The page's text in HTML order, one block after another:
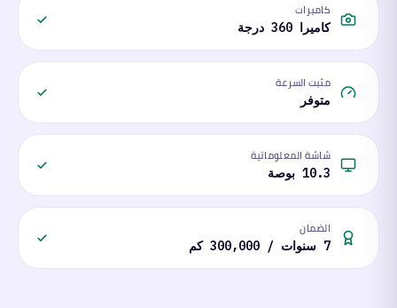
كاميرات
كاميرا 360 درجة
مثبت السرعة
متوفر
شاشة المعلوماتية
10.3 بوصة
الضمان
7 سنوات / 300,000 كم